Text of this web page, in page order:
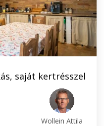
saját kertrésszel
Wollein Attila